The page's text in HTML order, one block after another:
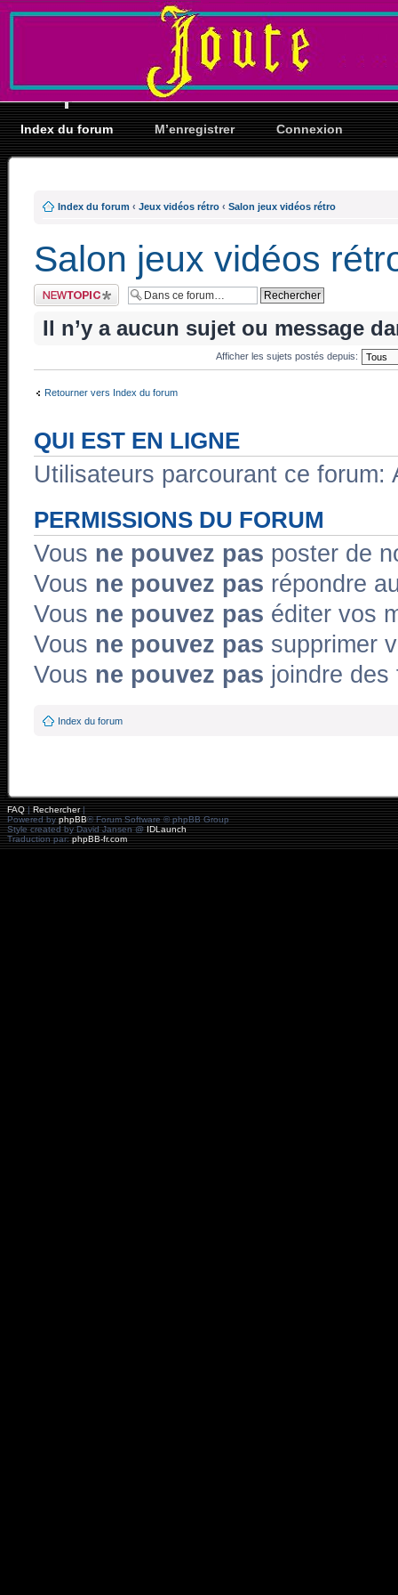
Index du forum M’enregistrer Connexion
Index du forum ‹ Jeux vidéos rétro ‹ Salon jeux vidéos rétro
Salon jeux vidéos
Ecrire un nouveau
sujet
Il n’y a aucun sujet ou message
Afficher les sujets postés depuis:
Retourner vers Index du forum
QUI EST EN LIGNE
Utilisateurs parcourant ce
PERMISSIONS DU FORUM
Vous ne pouvez pas poster de
Vous ne pouvez pas répondre
Vous ne pouvez pas éditer vos
Vous ne pouvez pas supprimer
Vous ne pouvez pas joindre des
Index du forum
FAQ|Rechercher|
Powered byphpBB® Forum Software © phpBB Group
Style created by David Jansen @IDLaunch
Traduction par:phpBB-fr.com